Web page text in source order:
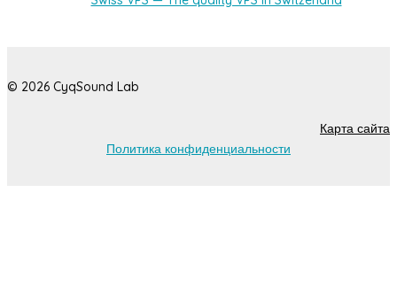
© 2026 CyqSound Lab
Карта сайта
Политика конфиденциальности